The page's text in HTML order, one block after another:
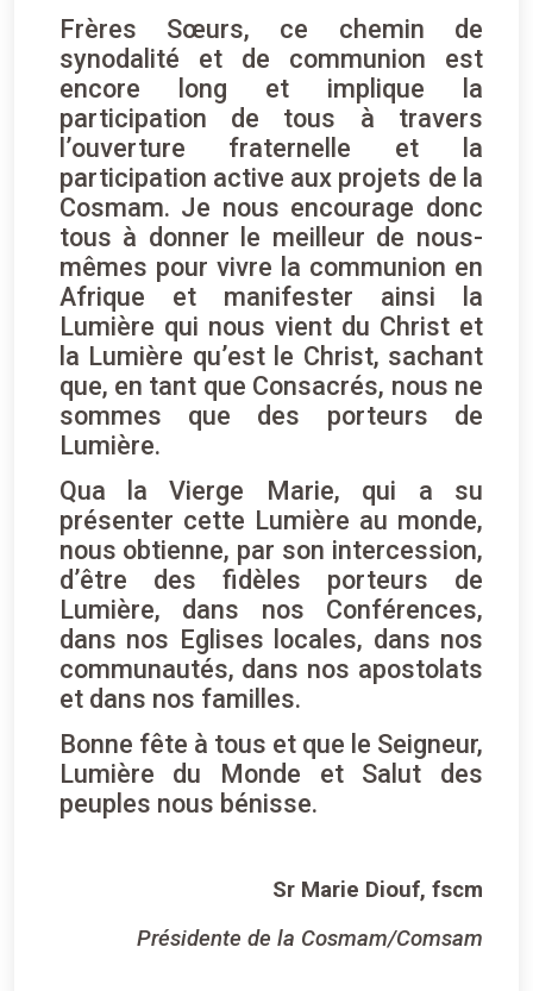
Frères Sœurs, ce chemin de
synodalité et de communion est
encore long et implique la
participation de tous à travers
l’ouverture fraternelle et la
participation active aux projets de la
Cosmam. Je nous encourage donc
tous à donner le meilleur de nous-
mêmes pour vivre la communion en
Afrique et manifester ainsi la
Lumière qui nous vient du Christ et
la Lumière qu’est le Christ, sachant
que, en tant que Consacrés, nous ne
sommes que des porteurs de
Lumière.
Qua la Vierge Marie, qui a su
présenter cette Lumière au monde,
nous obtienne, par son intercession,
d’être des fidèles porteurs de
Lumière, dans nos Conférences,
dans nos Eglises locales, dans nos
communautés, dans nos apostolats
et dans nos familles.
Bonne fête à tous et que le Seigneur,
Lumière du Monde et Salut des
peuples nous bénisse.
Sr Marie Diouf, fscm
Présidente de la Cosmam/Comsam